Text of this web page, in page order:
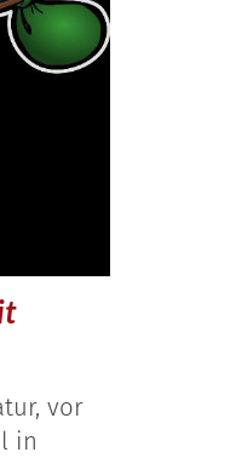
vor
in